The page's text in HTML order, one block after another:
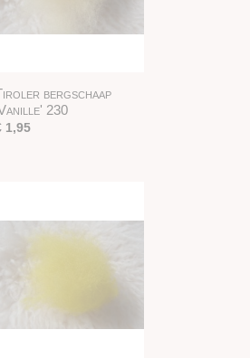
bergschaap
230
1,95